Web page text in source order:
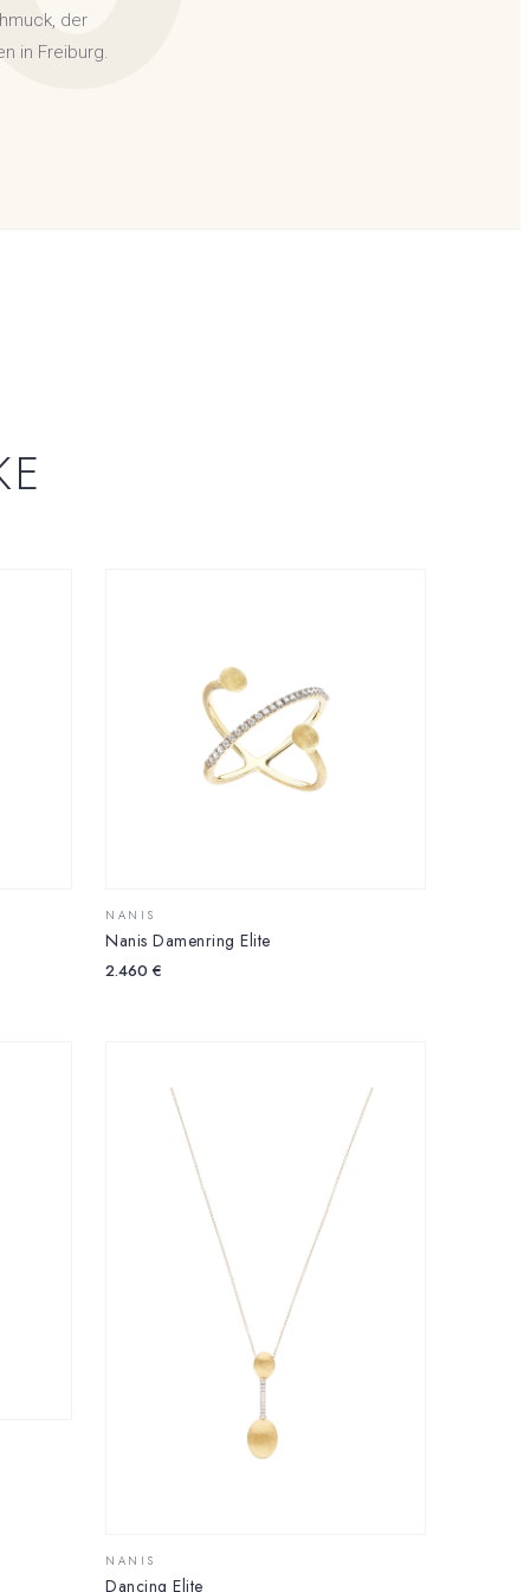
der
in Freiburg.
NANIS
Nanis Damenring Elite
2.460 €
NANIS
Dancing Elite